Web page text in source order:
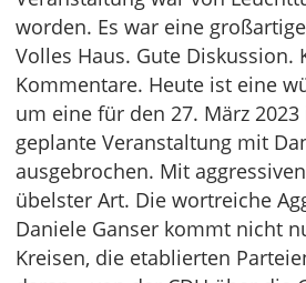
worden. Es war eine
Volles Haus. Gute Diskussion.
Kommentare. Heute ist eine
um eine für den 27. März
geplante Veranstaltung mit
ausgebrochen. Mit
übelster Art. Die wortreiche
Daniele Ganser kommt nicht
Kreisen, die etablierten